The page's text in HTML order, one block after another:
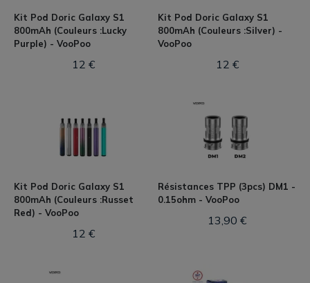
Kit Pod Doric Galaxy S1
800mAh (Couleurs :Lucky
Purple) - VooPoo
12 €
Kit Pod Doric Galaxy S1
800mAh (Couleurs :Silver) -
VooPoo
12 €
Kit Pod Doric Galaxy S1
800mAh (Couleurs :Russet
Red) - VooPoo
12 €
Résistances TPP (3pcs) DM1 -
0.15ohm - VooPoo
13,90 €